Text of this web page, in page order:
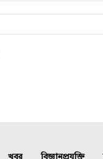
খবর বিজ্ঞানপ্রযুক্তি